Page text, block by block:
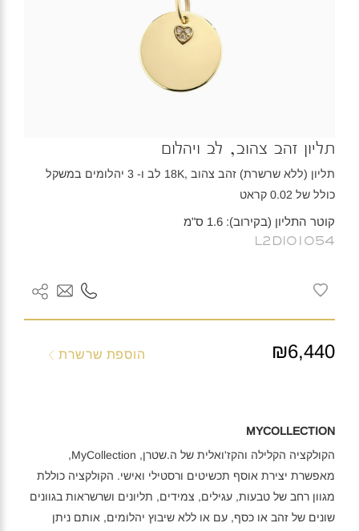
תליון זהב צהוב, לב ויהלום
תליון (ללא שרשרת) זהב צהוב ,18K לב ו- 3 יהלומים במשקל
כולל של 0.02 קראט
קוטר התליון (בקירוב): 1.6 ס"מ
L2DI01054
₪6,440 הוספת שרשרת
MYCOLLECTION
הקולקציה הקלילה והקז'ואלית של ה.שטרן, MyCollection,
מאפשרת יצירת אוסף תכשיטים ורסטילי ואישי. הקולקציה כוללת
מגוון רחב של טבעות, עגילים, צמידים, תליונים ושרשראות בגוונים
שונים של זהב או כסף, עם או ללא שיבוץ יהלומים, אותם ניתן